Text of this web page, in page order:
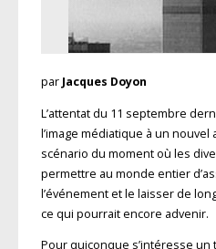
par Jacques Doyon
L’attentat du 11 septembre
l’image médiatique à un nouvel
scénario du moment où les
permettre au monde entier
l’événement et le laisser de
ce qui pourrait encore advenir.
Pour quiconque s’intéresse un